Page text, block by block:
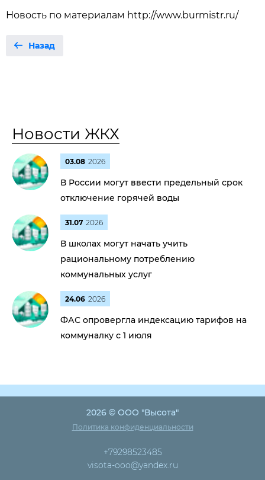
Новость по материалам http://www.burmistr.ru/
Назад
Новости ЖКХ
03.08 2026
В России могут ввести предельный срок
отключение горячей воды
31.07 2026
В школах могут начать учить
рациональному потреблению
коммунальных услуг
24.06 2026
ФАС опровергла индексацию тарифов на
коммуналку с 1 июля
2026 © ООО "Высота"
Политика конфиденциальности
+79298523485
visota-ooo@yandex.ru